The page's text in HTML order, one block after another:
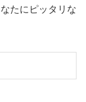
たにピッタリな